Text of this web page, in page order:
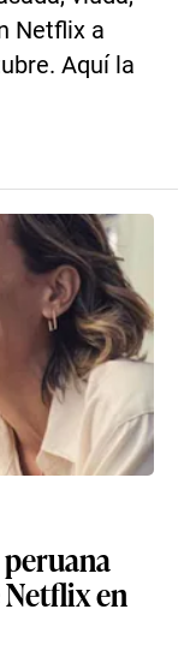
Netflix a
Aquí la
en